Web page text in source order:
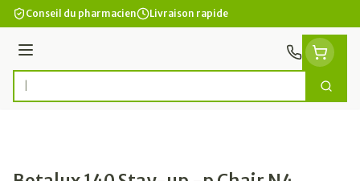
Aller au contenu
Conseil du pharmacien Livraison rapide
Menu
Rechercher